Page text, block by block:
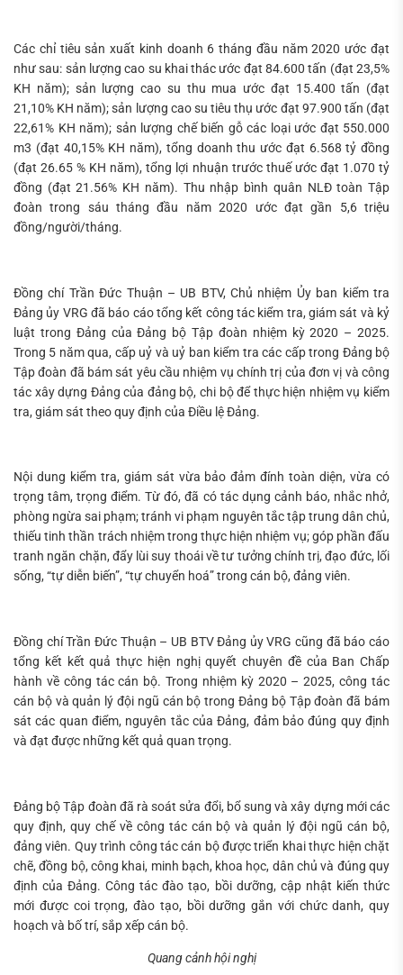
Các chỉ tiêu sản xuất kinh doanh 6 tháng đầu năm 2020 ước đạt
như sau: sản lượng cao su khai thác ước đạt 84.600 tấn (đạt 23,5%
KH năm); sản lượng cao su thu mua ước đạt 15.400 tấn (đạt
21,10% KH năm); sản lượng cao su tiêu thụ ước đạt 97.900 tấn (đạt
22,61% KH năm); sản lượng chế biến gỗ các loại ước đạt 550.000
m3 (đạt 40,15% KH năm), tổng doanh thu ước đạt 6.568 tỷ đồng
(đạt 26.65 % KH năm), tổng lợi nhuận trước thuế ước đạt 1.070 tỷ
đồng (đạt 21.56% KH năm). Thu nhập bình quân NLĐ toàn Tập
đoàn trong sáu tháng đầu năm 2020 ước đạt gần 5,6 triệu
đồng/người/tháng.
Đồng chí Trần Đức Thuận – UB BTV, Chủ nhiệm Ủy ban kiểm tra
Đảng ủy VRG đã báo cáo tổng kết công tác kiểm tra, giám sát và kỷ
luật trong Đảng của Đảng bộ Tập đoàn nhiệm kỳ 2020 – 2025.
Trong 5 năm qua, cấp uỷ và uỷ ban kiểm tra các cấp trong Đảng bộ
Tập đoàn đã bám sát yêu cầu nhiệm vụ chính trị của đơn vị và công
tác xây dựng Đảng của đảng bộ, chi bộ để thực hiện nhiệm vụ kiểm
tra, giám sát theo quy định của Điều lệ Đảng.
Nội dung kiểm tra, giám sát vừa bảo đảm đính toàn diện, vừa có
trọng tâm, trọng điểm. Từ đó, đã có tác dụng cảnh báo, nhắc nhở,
phòng ngừa sai phạm; tránh vi phạm nguyên tắc tập trung dân chủ,
thiếu tinh thần trách nhiệm trong thực hiện nhiệm vụ; góp phần đấu
tranh ngăn chặn, đẩy lùi suy thoái về tư tưởng chính trị, đạo đức, lối
sống, “tự diễn biến”, “tự chuyển hoá” trong cán bộ, đảng viên.
Đồng chí Trần Đức Thuận – UB BTV Đảng ủy VRG cũng đã báo cáo
tổng kết kết quả thực hiện nghị quyết chuyên đề của Ban Chấp
hành về công tác cán bộ. Trong nhiệm kỳ 2020 – 2025, công tác
cán bộ và quản lý đội ngũ cán bộ trong Đảng bộ Tập đoàn đã bám
sát các quan điểm, nguyên tắc của Đảng, đảm bảo đúng quy định
và đạt được những kết quả quan trọng.
Đảng bộ Tập đoàn đã rà soát sửa đổi, bổ sung và xây dựng mới các
quy định, quy chế về công tác cán bộ và quản lý đội ngũ cán bộ,
đảng viên. Quy trình công tác cán bộ được triển khai thực hiện chặt
chẽ, đồng bộ, công khai, minh bạch, khoa học, dân chủ và đúng quy
định của Đảng. Công tác đào tạo, bồi dưỡng, cập nhật kiến thức
mới được coi trọng, đào tạo, bồi dưỡng gắn với chức danh, quy
hoạch và bố trí, sắp xếp cán bộ.
Quang cảnh hội nghị